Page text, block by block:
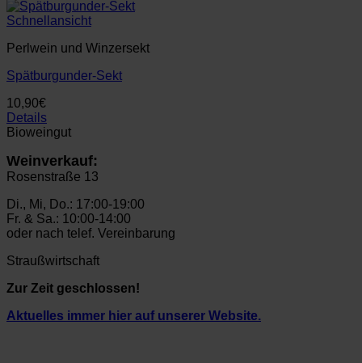
Schnellansicht
Perlwein und Winzersekt
Spätburgunder-Sekt
10,90€
Details
Bioweingut
Weinverkauf:
Rosenstraße 13
Di., Mi, Do.: 17:00-19:00
Fr. & Sa.: 10:00-14:00
oder nach telef. Vereinbarung
Straußwirtschaft
Zur Zeit geschlossen!
Aktuelles immer hier auf unserer Website.